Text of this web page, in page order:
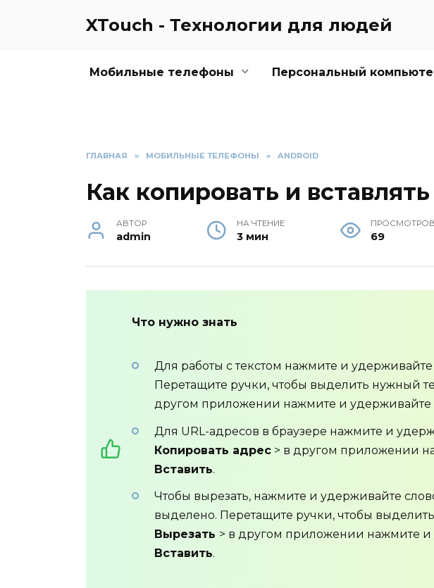
XTouch - Технологии для людей
Мобильные телефоны Персональный
ГЛАВНАЯ » МОБИЛЬНЫЕ ТЕЛЕФОНЫ » ANDROID
Как копировать и
АВТОР
admin
НА ЧТЕНИЕ
3 мин
ПРОСМОТРОВ
69
Что нужно знать
Для работы с текстом нажмите и
Перетащите ручки, чтобы выделить нужный
другом приложении нажмите и удерживайте
Для URL-адресов в браузере нажмите и
Копировать адрес > в другом приложении
Вставить.
Чтобы вырезать, нажмите и удерживайте
выделено. Перетащите ручки, чтобы
Вырезать > в другом приложении нажмите и
Вставить.